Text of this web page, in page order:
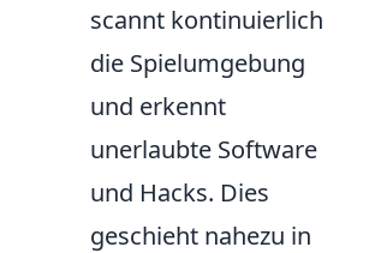
scannt kontinuierlich
die Spielumgebung
und erkennt
unerlaubte Software
und Hacks. Dies
geschieht nahezu in